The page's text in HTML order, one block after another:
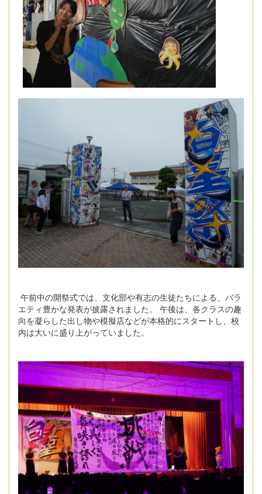
午前中の開祭式では、文化部や有志の生徒たちによる、バラ
エティ豊かな発表が披露されました。 午後は、各クラスの趣
向を凝らした出し物や模擬店などが本格的にスタートし、校
内は大いに盛り上がっていました。